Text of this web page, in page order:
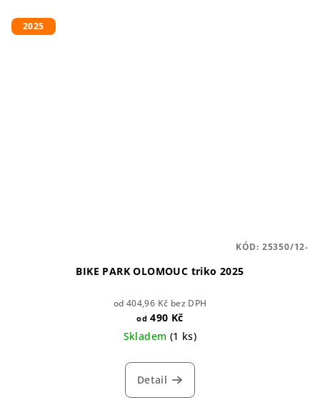
2025
BIKE PARK OLOMOUC triko 2025
od 404,96 Kč bez DPH
od 490 Kč
Skladem (1 ks)
Detail
KÓD: 25350/12-